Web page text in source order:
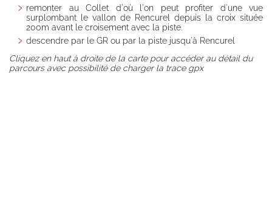
Séminaire
entreprise,
chalet privatif,
d'études
remonter au Collet d'où l'on peut profiter d'une vue
surplombant le vallon de Rencurel depuis la croix située
200m avant le croisement avec la piste.
descendre par le GR ou par la piste jusqu'à Rencurel
Cliquez en haut à droite de la carte pour accéder au détail du
parcours avec possibilité de charger la trace gpx